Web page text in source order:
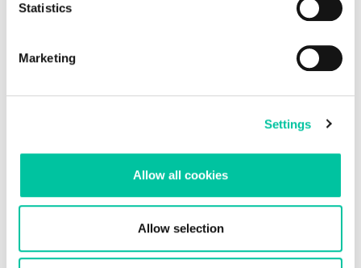
Statistics
Marketing
Settings
Allow all cookies
Allow selection
Linxens, partenaire du projet Wibatts